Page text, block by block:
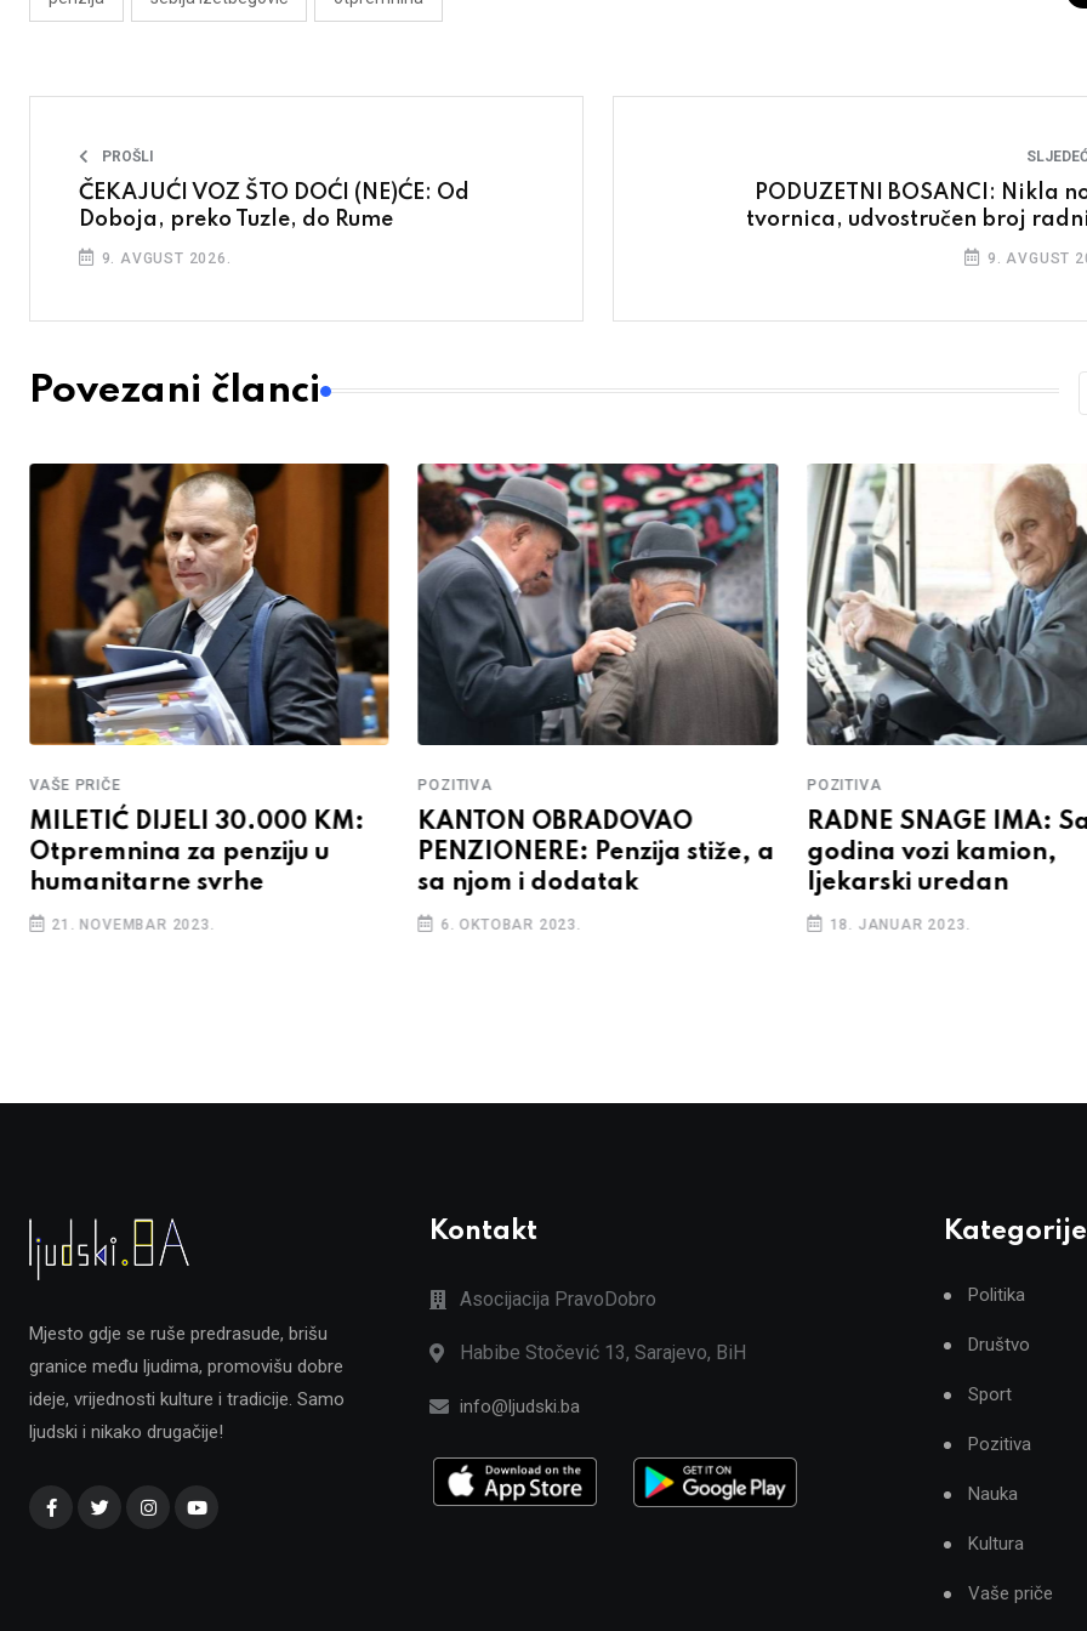
PROŠLI
ČEKAJUĆI VOZ ŠTO DOĆI (NE)ĆE: Od
Doboja, preko Tuzle, do Rume
9. AVGUST 2026.
PODUZETNI BOSANCI: Nikla
tvornica, udvostručen broj
9. AVGUST
Povezani članci
VAŠE PRIČE
MILETIĆ DIJELI 30.000 KM:
Otpremnina za penziju u
humanitarne svrhe
21. NOVEMBAR 2023.
POZITIVA
KANTON OBRADOVAO
PENZIONERE: Penzija stiže, a
sa njom i dodatak
6. OKTOBAR 2023.
POZITIVA
RADNE SNAGE IMA:
godina vozi kamion,
ljekarski uredan
18. JANUAR 2023.
Mjesto gdje se ruše predrasude, brišu
granice među ljudima, promovišu dobre
ideje, vrijednosti kulture i tradicije. Samo
ljudski i nikako drugačije!
Kontakt
Asocijacija PravoDobro
Habibe Stočević 13, Sarajevo, BiH
info@ljudski.ba
Kategorije
Politika
Društvo
Sport
Pozitiva
Nauka
Kultura
Vaše priče